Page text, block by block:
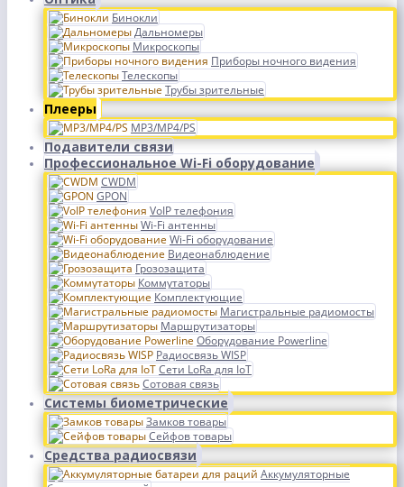
Бинокли
Дальномеры
Микроскопы
Приборы ночного видения
Телескопы
Трубы зрительные
Плееры
MP3/MP4/PS
Подавители связи
Профессиональное Wi-Fi оборудование
CWDM
GPON
VoIP телефония
Wi-Fi антенны
Wi-Fi оборудование
Видеонаблюдение
Грозозащита
Коммутаторы
Комплектующие
Магистральные радиомосты
Маршрутизаторы
Оборудование Powerline
Радиосвязь WISP
Сети LoRa для IoT
Сотовая связь
Системы биометрические
Замков товары
Сейфов товары
Средства радиосвязи
Аккумуляторные